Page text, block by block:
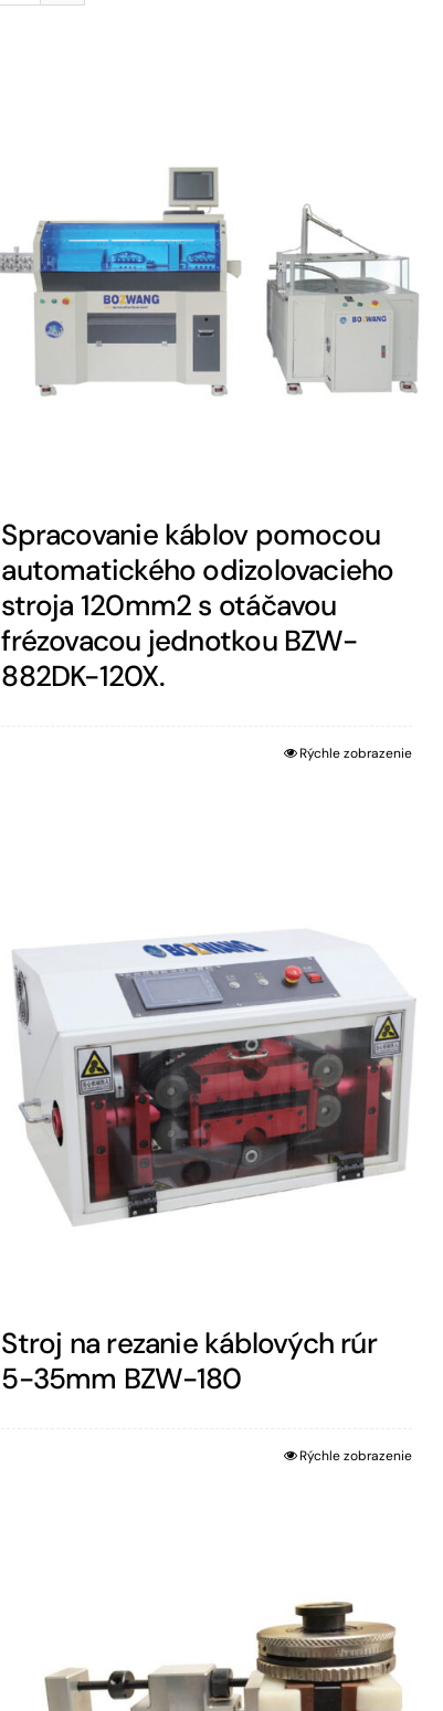
Spracovanie káblov pomocou
automatického odizolovacieho
stroja 120mm2 s otáčavou
frézovacou jednotkou BZW-
882DK-120X.
Rýchle zobrazenie
Stroj na rezanie káblových rúr
5-35mm BZW-180
Rýchle zobrazenie